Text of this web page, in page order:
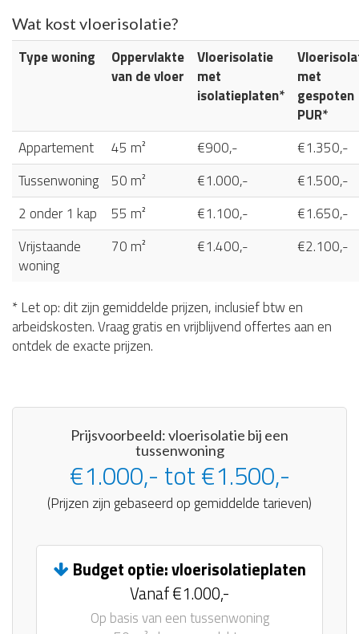
Wat kost vloerisolatie?
Type woning
Oppervlakte
van de vloer
Vloerisolatie
met
isolatieplaten*
met
gespoten
PUR*
Appartement
45 m² €900,-
€1.350,-
Tussenwoning
50 m² €1.000,-
€1.500,-
2 onder 1 kap
55 m² €1.100,-
€1.650,-
Vrijstaande
woning
70 m² €1.400,- €2.100,-
* Let op: dit zijn gemiddelde prijzen, inclusief btw en
arbeidskosten. Vraag gratis en vrijblijvend offertes aan en
ontdek de exacte prijzen.
Prijsvoorbeeld: vloerisolatie bij een
tussenwoning
€1.000,- tot €1.500,-
(Prijzen zijn gebaseerd op gemiddelde tarieven)
Budget optie: vloerisolatieplaten
Vanaf €1.000,-
Op basis van een tussenwoning